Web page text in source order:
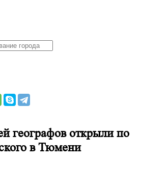
географов открыли по
в Тюмени